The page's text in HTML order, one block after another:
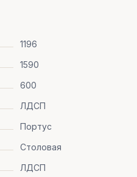
1196
1590
600
ЛДСП
Портус
Столовая
ЛДСП